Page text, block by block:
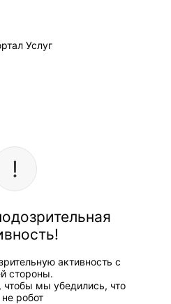
активность с
стороны.
чтобы мы убедились, что
робот